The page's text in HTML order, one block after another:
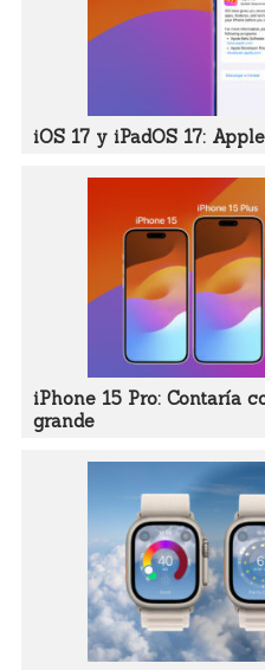
iOS 17 y iPadOS 17:
iPhone 15 Pro: Contaría
grande